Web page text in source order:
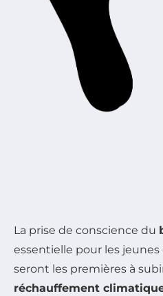
La prise de conscience du
essentielle pour les jeunes
seront les premières à
réchauffement